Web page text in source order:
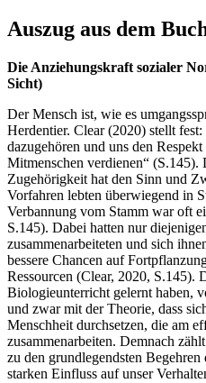
Auszug aus dem
Die Anziehungskraft sozialer
Sicht)
Der Mensch ist, wie es
Herdentier. Clear (2020) stellt
dazugehören und uns den
Mitmenschen verdienen“ (S.145).
Zugehörigkeit hat den Sinn und
Vorfahren lebten überwiegend in
Verbannung vom Stamm war oft
S.145). Dabei hatten nur
zusammenarbeiteten und sich
bessere Chancen auf
Ressourcen (Clear, 2020,
Biologieunterricht gelernt haben,
und zwar mit der Theorie, dass
Menschheit durchsetzen, die am
zusammenarbeiten. Demnach
zu den grundlegendsten
starken Einfluss auf unser